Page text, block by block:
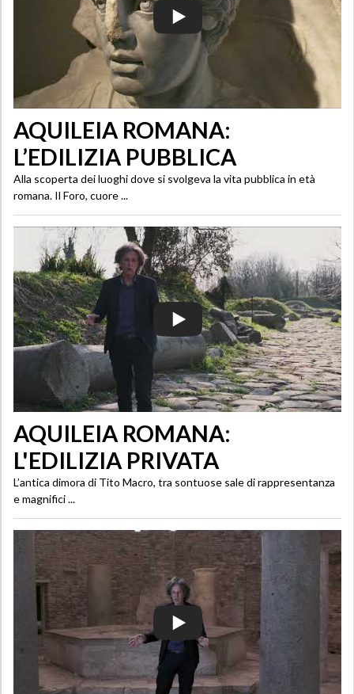
AQUILEIA ROMANA:
L’EDILIZIA PUBBLICA
Alla scoperta dei luoghi dove si svolgeva la vita pubblica in età
romana. Il Foro, cuore ...
AQUILEIA ROMANA:
L'EDILIZIA PRIVATA
L’antica dimora di Tito Macro, tra sontuose sale di rappresentanza
e magnifici ...